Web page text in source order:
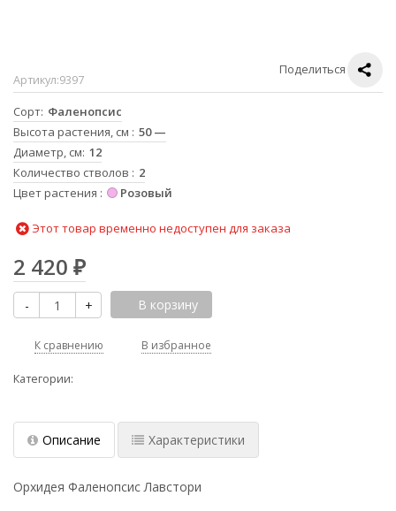
Артикул:9397
Поделиться
Сорт Фаленопсис
Высота растения, см
50 —
Диаметр, см 12
Количество стволов
2
Цвет растения
Розовый
Этот товар временно недоступен для заказа
2 420 ₽
- + В корзину
К сравнению В избранное
Категории:
Описание Характеристики
Орхидея Фаленопсис Лавстори